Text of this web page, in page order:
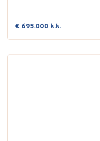
€ 695.000 k.k.